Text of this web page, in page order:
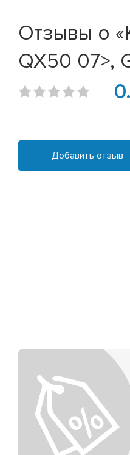
Отзывы о
QX50 07>,
Добавить отзыв